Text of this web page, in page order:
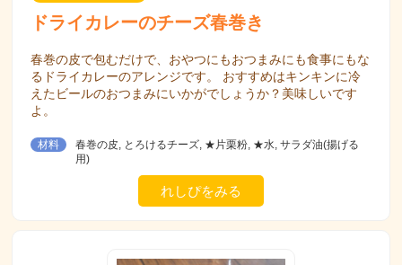
ドライカレーのチーズ春巻き
春巻の皮で包むだけで、おやつにもおつまみにも食事にもな
るドライカレーのアレンジです。 おすすめはキンキンに冷
えたビールのおつまみにいかがでしょうか？美味しいです
よ。
材料
春巻の皮, とろけるチーズ, ★片栗粉, ★水, サラダ油(揚げる
用)
れしぴをみる